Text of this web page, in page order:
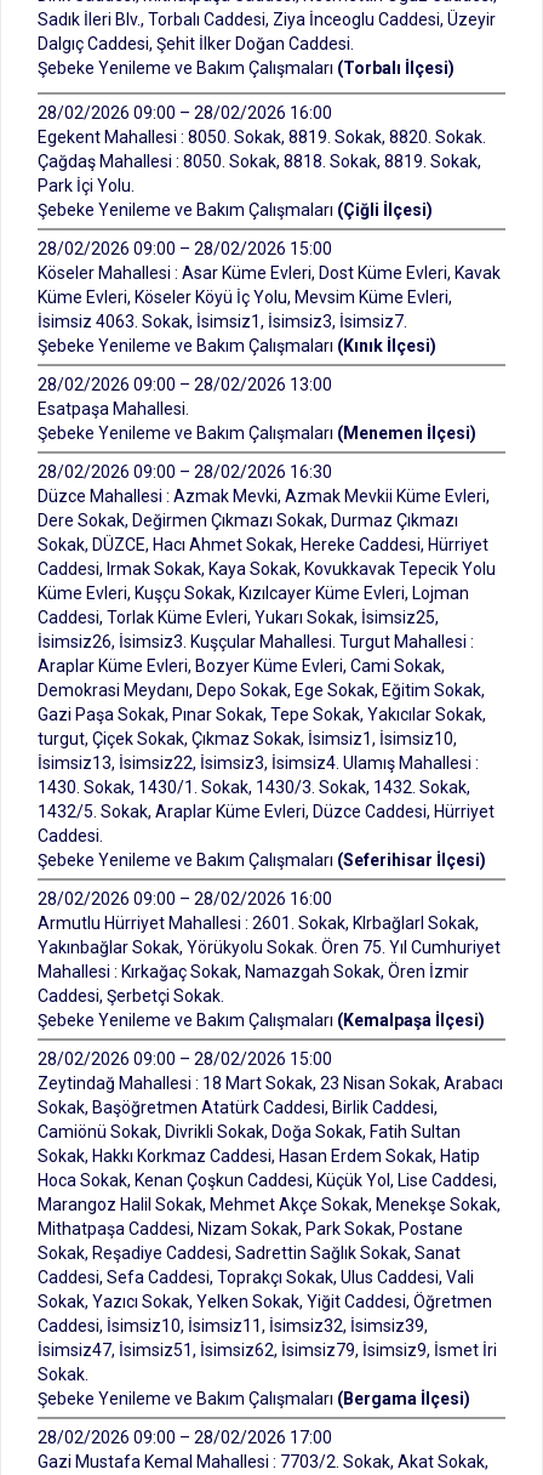
Sadık İleri Blv., Torbalı Caddesi, Ziya İnceoglu Caddesi, Üzeyir
Dalgıç Caddesi, Şehit İlker Doğan Caddesi.
Şebeke Yenileme ve Bakım Çalışmaları (Torbalı İlçesi)
28/02/2026 09:00 – 28/02/2026 16:00
Egekent Mahallesi : 8050. Sokak, 8819. Sokak, 8820. Sokak.
Çağdaş Mahallesi : 8050. Sokak, 8818. Sokak, 8819. Sokak,
Park İçi Yolu.
Şebeke Yenileme ve Bakım Çalışmaları (Çiğli İlçesi)
28/02/2026 09:00 – 28/02/2026 15:00
Köseler Mahallesi : Asar Küme Evleri, Dost Küme Evleri, Kavak
Küme Evleri, Köseler Köyü İç Yolu, Mevsim Küme Evleri,
İsimsiz 4063. Sokak, İsimsiz1, İsimsiz3, İsimsiz7.
Şebeke Yenileme ve Bakım Çalışmaları (Kınık İlçesi)
28/02/2026 09:00 – 28/02/2026 13:00
Esatpaşa Mahallesi.
Şebeke Yenileme ve Bakım Çalışmaları (Menemen İlçesi)
28/02/2026 09:00 – 28/02/2026 16:30
Düzce Mahallesi : Azmak Mevki, Azmak Mevkii Küme Evleri,
Dere Sokak, Değirmen Çıkmazı Sokak, Durmaz Çıkmazı
Sokak, DÜZCE, Hacı Ahmet Sokak, Hereke Caddesi, Hürriyet
Caddesi, Irmak Sokak, Kaya Sokak, Kovukkavak Tepecik Yolu
Küme Evleri, Kuşçu Sokak, Kızılcayer Küme Evleri, Lojman
Caddesi, Torlak Küme Evleri, Yukarı Sokak, İsimsiz25,
İsimsiz26, İsimsiz3. Kuşçular Mahallesi. Turgut Mahallesi :
Araplar Küme Evleri, Bozyer Küme Evleri, Cami Sokak,
Demokrasi Meydanı, Depo Sokak, Ege Sokak, Eğitim Sokak,
Gazi Paşa Sokak, Pınar Sokak, Tepe Sokak, Yakıcılar Sokak,
turgut, Çiçek Sokak, Çıkmaz Sokak, İsimsiz1, İsimsiz10,
İsimsiz13, İsimsiz22, İsimsiz3, İsimsiz4. Ulamış Mahallesi :
1430. Sokak, 1430/1. Sokak, 1430/3. Sokak, 1432. Sokak,
1432/5. Sokak, Araplar Küme Evleri, Düzce Caddesi, Hürriyet
Caddesi.
Şebeke Yenileme ve Bakım Çalışmaları (Seferihisar İlçesi)
28/02/2026 09:00 – 28/02/2026 16:00
Armutlu Hürriyet Mahallesi : 2601. Sokak, KIrbağlarI Sokak,
Yakınbağlar Sokak, Yörükyolu Sokak. Ören 75. Yıl Cumhuriyet
Mahallesi : Kırkağaç Sokak, Namazgah Sokak, Ören İzmir
Caddesi, Şerbetçi Sokak.
Şebeke Yenileme ve Bakım Çalışmaları (Kemalpaşa İlçesi)
28/02/2026 09:00 – 28/02/2026 15:00
Zeytindağ Mahallesi : 18 Mart Sokak, 23 Nisan Sokak, Arabacı
Sokak, Başöğretmen Atatürk Caddesi, Birlik Caddesi,
Camiönü Sokak, Divrikli Sokak, Doğa Sokak, Fatih Sultan
Sokak, Hakkı Korkmaz Caddesi, Hasan Erdem Sokak, Hatip
Hoca Sokak, Kenan Çoşkun Caddesi, Küçük Yol, Lise Caddesi,
Marangoz Halil Sokak, Mehmet Akçe Sokak, Menekşe Sokak,
Mithatpaşa Caddesi, Nizam Sokak, Park Sokak, Postane
Sokak, Reşadiye Caddesi, Sadrettin Sağlık Sokak, Sanat
Caddesi, Sefa Caddesi, Toprakçı Sokak, Ulus Caddesi, Vali
Sokak, Yazıcı Sokak, Yelken Sokak, Yiğit Caddesi, Öğretmen
Caddesi, İsimsiz10, İsimsiz11, İsimsiz32, İsimsiz39,
İsimsiz47, İsimsiz51, İsimsiz62, İsimsiz79, İsimsiz9, İsmet İri
Sokak.
Şebeke Yenileme ve Bakım Çalışmaları (Bergama İlçesi)
28/02/2026 09:00 – 28/02/2026 17:00
Gazi Mustafa Kemal Mahallesi : 7703/2. Sokak, Akat Sokak,